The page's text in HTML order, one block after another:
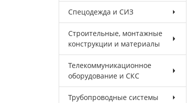
Спецодежда и СИЗ
Строительные, монтажные
конструкции и материалы
Телекоммуникационное
оборудование и СКС
Трубопроводные системы